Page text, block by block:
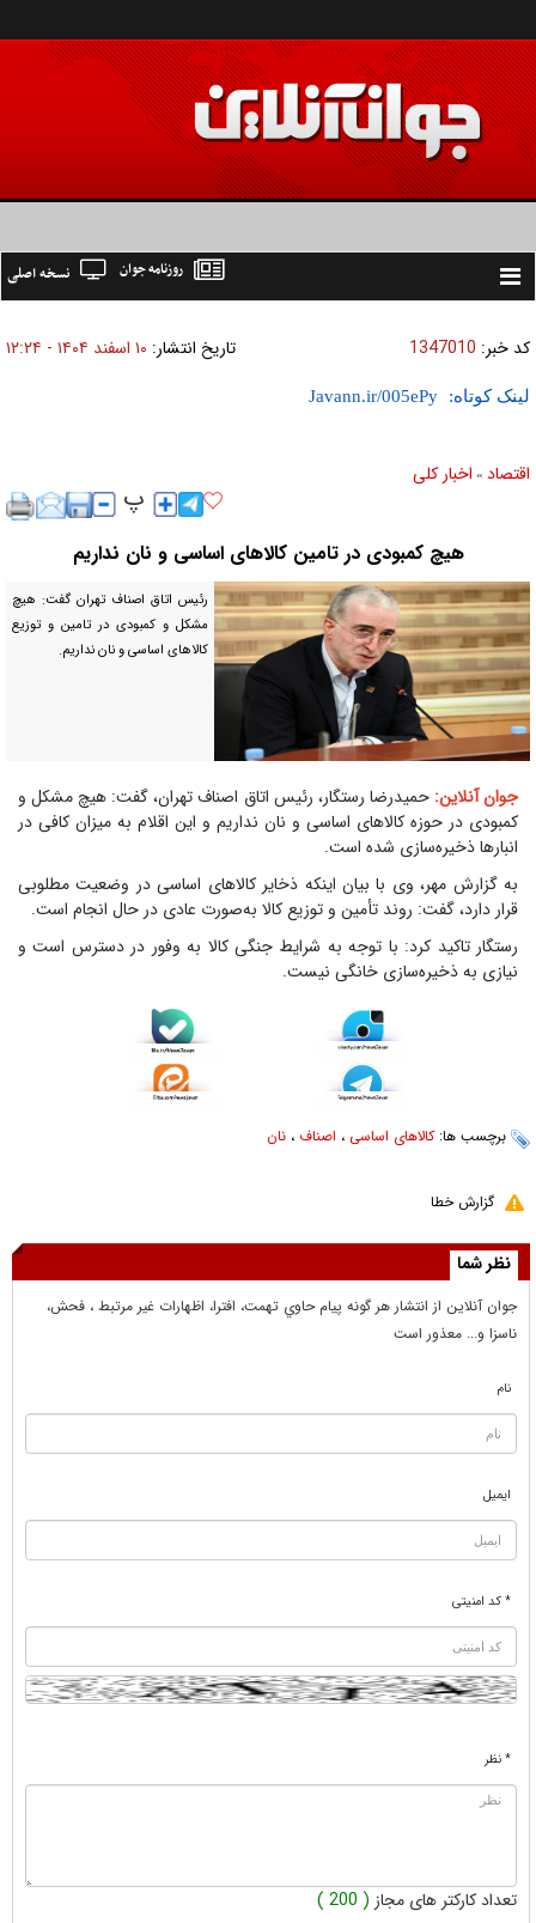
Toggle
نسخه اصلی روزنامه جوان
کد خبر: 1347010 تاریخ انتشار: ۱۰ اسفند ۱۴۰۴ - ۱۲:۲۴
لینک کوتاه:
اقتصاد » اخبار کلی
هیچ کمبودی در تامین کالاهای اساسی و نان نداریم
رئیس اتاق اصناف تهران گفت: هیچ
مشکل و کمبودی در تامین و توزیع
کالاهای اساسی و نان نداریم.
جوان آنلاین:حمیدرضا رستگار، رئیس اتاق اصناف تهران، گفت: هیچ مشکل و
کمبودی در حوزه کالاهای اساسی و نان نداریم و این اقلام به میزان کافی در
انبارها ذخیره‌سازی شده است.
به گزارش مهر، وی با بیان اینکه ذخایر کالاهای اساسی در وضعیت مطلوبی
قرار دارد، گفت: روند تأمین و توزیع کالا به‌صورت عادی در حال انجام است.
رستگار تاکید کرد: با توجه به شرایط جنگی کالا به وفور در دسترس است و
نیازی به ذخیره‌سازی خانگی نیست.
برچسب ها:کالاهای اساسی ، اصناف ، نان
گزارش خطا
نظر شما
جوان آنلاين از انتشار هر گونه پيام حاوي تهمت، افترا، اظهارات غير مرتبط ، فحش،
ناسزا و... معذور است
نام
ایمیل
* کد امنیتی
* نظر
تعداد کارکتر های مجاز ( 200 )